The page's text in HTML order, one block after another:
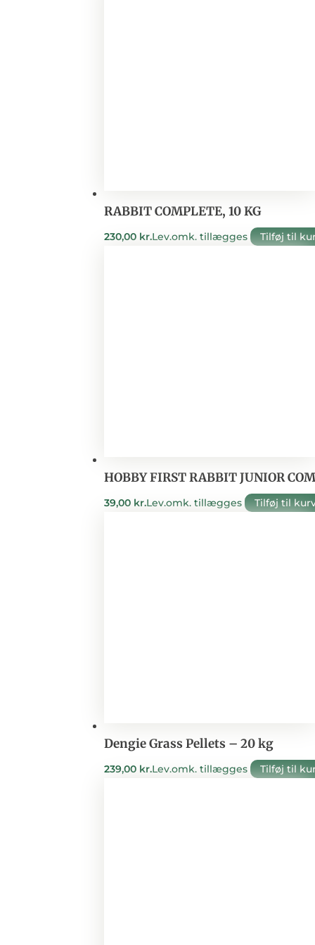
RABBIT COMPLETE, 10 KG
230,00 kr.Lev.omk. tillægges Tilføj til
HOBBY FIRST RABBIT JUNIOR
39,00 kr.Lev.omk. tillægges Tilføj til
Dengie Grass Pellets – 20 kg
239,00 kr.Lev.omk. tillægges Tilføj til